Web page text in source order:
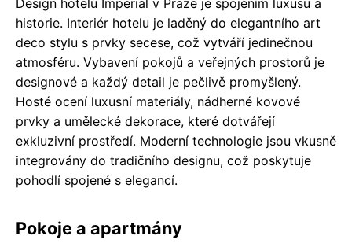
historie. Interiér hotelu je laděný do elegantního art
deco stylu s prvky secese, což vytváří jedinečnou
atmosféru. Vybavení pokojů a veřejných prostorů je
designové a každý detail je pečlivě promyšlený.
Hosté ocení luxusní materiály, nádherné kovové
prvky a umělecké dekorace, které dotvářejí
exkluzivní prostředí. Moderní technologie jsou vkusně
integrovány do tradičního designu, což poskytuje
pohodlí spojené s elegancí.
Pokoje a apartmány